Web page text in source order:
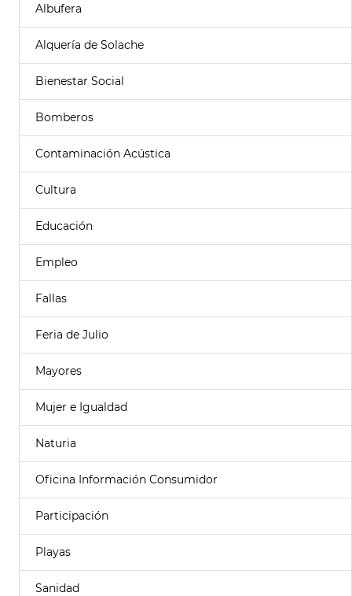
Albufera
Alquería de Solache
Bienestar Social
Bomberos
Contaminación Acústica
Cultura
Educación
Empleo
Fallas
Feria de Julio
Mayores
Mujer e Igualdad
Naturia
Oficina Información Consumidor
Participación
Playas
Sanidad